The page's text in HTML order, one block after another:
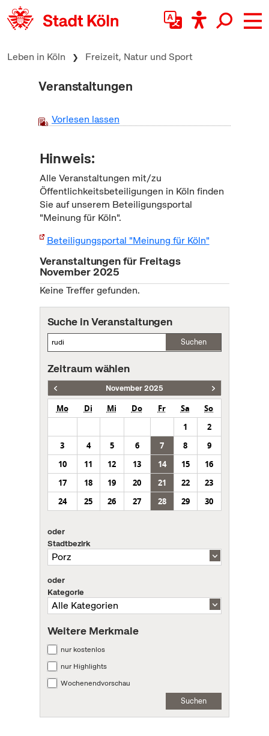
zum Inhalt springen
Leben in Köln Freizeit, Natur und Sport
Veranstaltungen
Vorlesen lassen
Hinweis:
Alle Veranstaltungen mit/zu
Öffentlichkeitsbeteiligungen in Köln finden
Sie auf unserem Beteiligungsportal
"Meinung für Köln".
Beteiligungsportal "Meinung für Köln"
Veranstaltungen für Freitags
November 2025
Keine Treffer gefunden.
Suche in Veranstaltungen
Suchen
Zeitraum wählen
November 2025
Mo Di Mi Do Fr Sa
So
1
2
3
4 5 6 7 8
9
10
11 12 13 14 15
16
17
18 19 20 21 22
23
24
25 26 27 28 29 30
oder
Stadtbezirk
oder
Kategorie
Weitere Merkmale
nur kostenlos
nur Highlights
Wochenendvorschau
Suchen